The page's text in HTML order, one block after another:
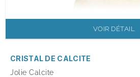
VOIR DÉTAIL
CRISTAL DE CALCITE
Jolie Calcite